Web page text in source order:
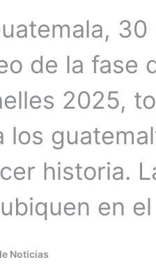
de la fase
2025,
los
historia.
en
Noticias